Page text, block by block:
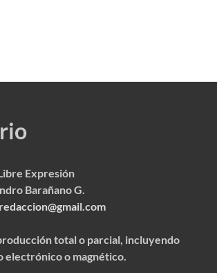
Expresión
Barañano G.
total o parcial, incluyendo
electrónico o magnético.